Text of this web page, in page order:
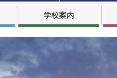
学校案内